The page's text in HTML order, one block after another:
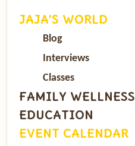
JAJA’S WORLD
Blog
Interviews
Classes
FAMILY WELLNESS
EDUCATION
EVENT CALENDAR